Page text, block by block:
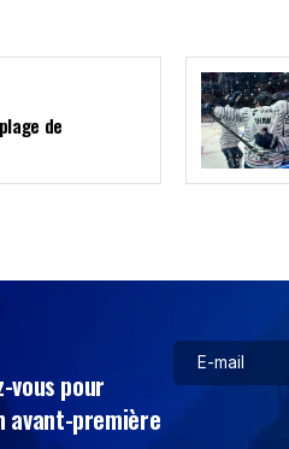
de
vous pour
avant-première